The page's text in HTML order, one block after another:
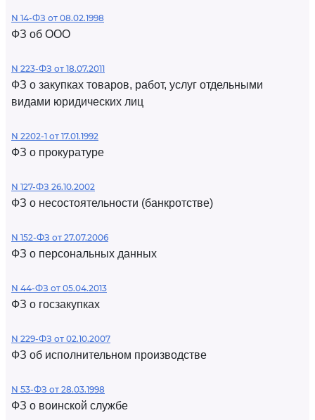
N 14-ФЗ от 08.02.1998
ФЗ об ООО
N 223-ФЗ от 18.07.2011
ФЗ о закупках товаров, работ, услуг отдельными
видами юридических лиц
N 2202-1 от 17.01.1992
ФЗ о прокуратуре
N 127-ФЗ 26.10.2002
ФЗ о несостоятельности (банкротстве)
N 152-ФЗ от 27.07.2006
ФЗ о персональных данных
N 44-ФЗ от 05.04.2013
ФЗ о госзакупках
N 229-ФЗ от 02.10.2007
ФЗ об исполнительном производстве
N 53-ФЗ от 28.03.1998
ФЗ о воинской службе